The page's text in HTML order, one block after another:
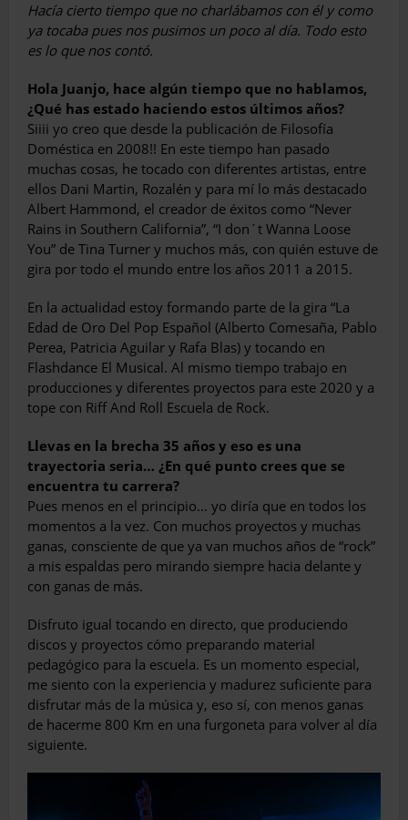
Hacía cierto tiempo que no charlábamos con él y como
ya tocaba pues nos pusimos un poco al día. Todo esto
es lo que nos contó.
Hola Juanjo, hace algún tiempo que no hablamos,
¿Qué has estado haciendo estos últimos años?
Siiii yo creo que desde la publicación de Filosofía
Doméstica en 2008!! En este tiempo han pasado
muchas cosas, he tocado con diferentes artistas, entre
ellos Dani Martin, Rozalén y para mí lo más destacado
Albert Hammond, el creador de éxitos como “Never
Rains in Southern California”, “I don´t Wanna Loose
You” de Tina Turner y muchos más, con quién estuve de
gira por todo el mundo entre los años 2011 a 2015.
En la actualidad estoy formando parte de la gira “La
Edad de Oro Del Pop Español (Alberto Comesaña, Pablo
Perea, Patricia Aguilar y Rafa Blas) y tocando en
Flashdance El Musical. Al mismo tiempo trabajo en
producciones y diferentes proyectos para este 2020 y a
tope con Riff And Roll Escuela de Rock.
Llevas en la brecha 35 años y eso es una
trayectoria seria… ¿En qué punto crees que se
encuentra tu carrera?
Pues menos en el principio… yo diría que en todos los
momentos a la vez. Con muchos proyectos y muchas
ganas, consciente de que ya van muchos años de “rock”
a mis espaldas pero mirando siempre hacia delante y
con ganas de más.
Disfruto igual tocando en directo, que produciendo
discos y proyectos cómo preparando material
pedagógico para la escuela. Es un momento especial,
me siento con la experiencia y madurez suficiente para
disfrutar más de la música y, eso sí, con menos ganas
de hacerme 800 Km en una furgoneta para volver al día
siguiente.